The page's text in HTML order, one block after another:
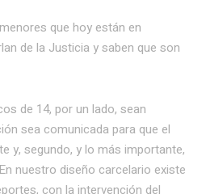
que hoy están en
de la Justicia y saben que son
de 14, por un lado, sean
sea comunicada para que el
y, segundo, y lo más importante,
nuestro diseño carcelario existe
con la intervención del